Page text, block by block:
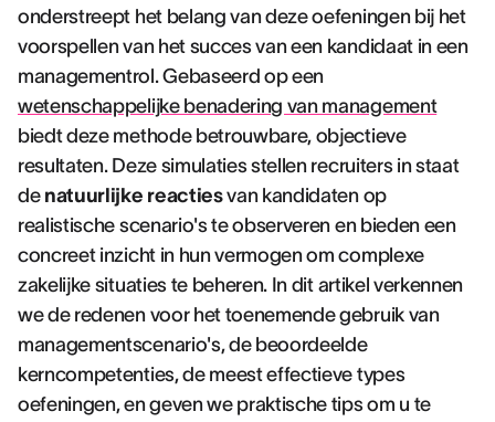
onderstreept het belang van deze oefeningen bij het
voorspellen van het succes van een kandidaat in een
managementrol. Gebaseerd op een
wetenschappelijke benadering van management
biedt deze methode betrouwbare, objectieve
resultaten. Deze simulaties stellen recruiters in staat
de natuurlijke reactiesvan kandidaten op
realistische scenario's te observeren en bieden een
concreet inzicht in hun vermogen om complexe
zakelijke situaties te beheren. In dit artikel verkennen
we de redenen voor het toenemende gebruik van
managementscenario's, de beoordeelde
kerncompetenties, de meest effectieve types
oefeningen, en geven we praktische tips om u te